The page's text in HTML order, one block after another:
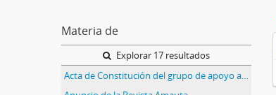
Materia de
Explorar 17 resultados
Acta de Constitución del grupo de apoyo a la revolución en Venezuela